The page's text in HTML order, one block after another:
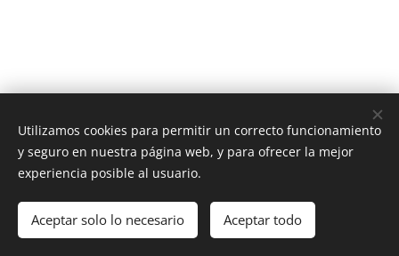
© 2025 José Carralero
Creado conWebnode Cookies
Utilizamos cookies para permitir un correcto funcionamiento
y seguro en nuestra página web, y para ofrecer la mejor
experiencia posible al usuario.
Aceptar solo lo necesario Aceptar todo